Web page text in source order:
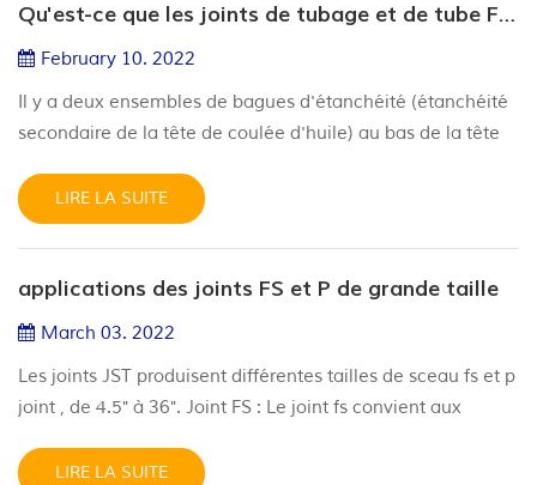
HNBR, FKM, AFLAS et d'autres matériaux en conséquence
qui ...
Qu'est-ce que les joints de tubage et de tube FS ?
February 10. 2022
Il y a deux ensembles de bagues d'étanchéité (étanchéité
secondaire de la tête de coulée d'huile) au bas de la tête
qui sont utilisées pour sceller les pièces moulées
suspendues au sommet. Actuellement, les joints
La conception de S et FS joints de tête de puits exige qu'ils
pu...
LIRE LA SUITE
applications des joints FS et P de grande taille
March 03. 2022
Les joints JST produisent différentes tailles de sceau fs et p
joint , de 4.5" à 36". Joint FS : Le joint fs convient aux
LU, avec h2s/co2. Les dessins ci-dessous montrent nos
LIRE LA SUITE